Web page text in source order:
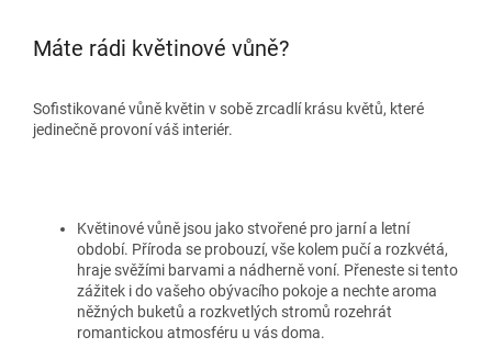
Máte rádi květinové vůně?
Sofistikované vůně květin v sobě zrcadlí krásu květů, které
jedinečně provoní váš interiér.
Květinové vůně jsou jako stvořené pro jarní a letní
období. Příroda se probouzí, vše kolem pučí a rozkvétá,
hraje svěžími barvami a nádherně voní. Přeneste si tento
zážitek i do vašeho obývacího pokoje a nechte aroma
něžných buketů a rozkvetlých stromů rozehrát
romantickou atmosféru u vás doma.